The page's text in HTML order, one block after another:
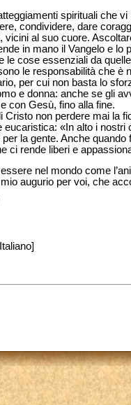
spirituali che
condividere, dare
vicini al suo cuore.
in mano il Vangelo e lo
le cose essenziali da
le responsabilità che
per cui non basta lo
e donna: anche se gli
con Gesù, fino alla fine.
Cristo non perdere mai la
eucaristica: «In alto i nostri
per la gente. Anche
ci rende liberi e
nel mondo come
augurio per voi, che